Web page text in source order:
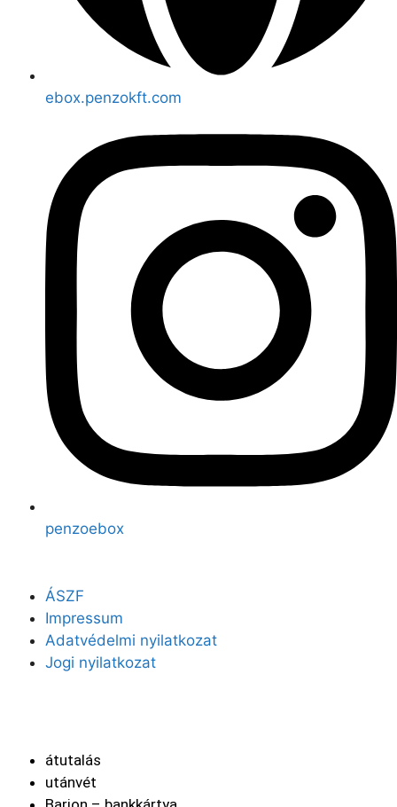
ebox.penzokft.com
penzoebox
ÁSZF
Impressum
Adatvédelmi nyilatkozat
Jogi nyilatkozat
átutalás
utánvét